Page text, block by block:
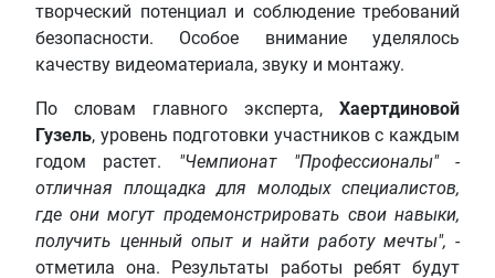
творческий потенциал и соблюдение требований
безопасности. Особое внимание уделялось
качеству видеоматериала, звуку и монтажу.
По словам главного эксперта, Хаертдиновой
Гузель, уровень подготовки участников с каждым
годом растет. "Чемпионат "Профессионалы" -
отличная площадка для молодых специалистов,
где они могут продемонстрировать свои навыки,
получить ценный опыт и найти работу мечты", -
отметила она. Результаты работы ребят будут